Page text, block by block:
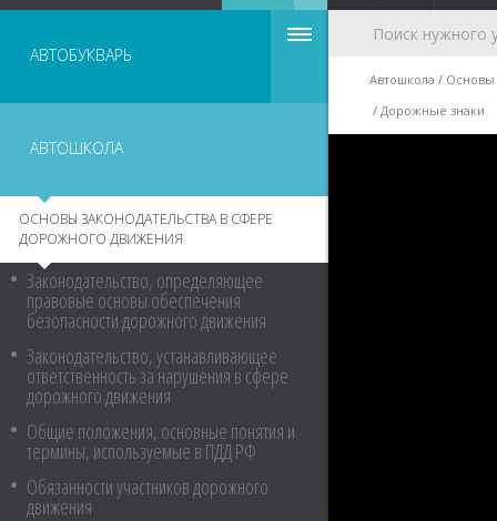
АВТОБУКВАРЬ
АВТОШКОЛА
ОСНОВЫ ЗАКОНОДАТЕЛЬСТВА В СФЕРЕ
ДОРОЖНОГО ДВИЖЕНИЯ
Законодательство, определяющее
правовые основы обеспечения
безопасности дорожного движения
Законодательство, устанавливающее
ответственность за нарушения в сфере
дорожного движения
Общие положения, основные понятия и
термины, используемые в ПДД РФ
Обязанности участников дорожного
движения
Автошкола
Основы
Дорожные знаки